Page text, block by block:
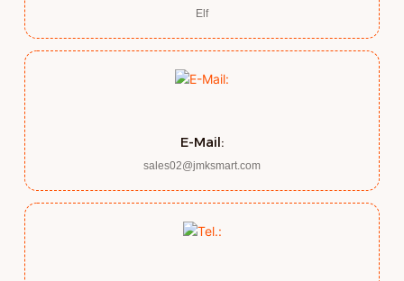
Elf
E-Mail:
sales02@jmksmart.com